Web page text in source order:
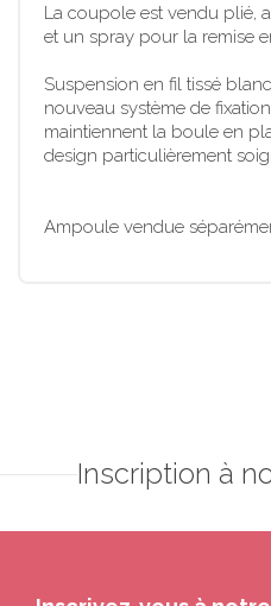
La coupole est vendu plié,
et un spray pour la remise
Suspension en fil tissé
nouveau système de
maintiennent la boule en
design particulièrement
Ampoule vendue
Inscription à